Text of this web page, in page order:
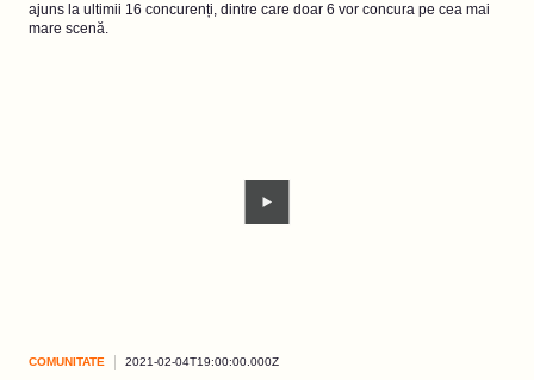
ajuns la ultimii 16 concurenți, dintre care doar 6 vor concura pe cea mai
mare scenă.
COMUNITATE 2021-02-04T19:00:00.000Z